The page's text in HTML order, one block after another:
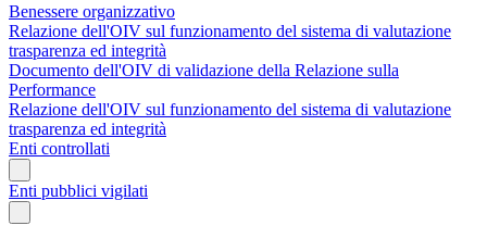
Benessere organizzativo
Relazione dell'OIV sul funzionamento del sistema di valutazione
trasparenza ed integrità
Documento dell'OIV di validazione della Relazione sulla
Performance
Relazione dell'OIV sul funzionamento del sistema di valutazione
trasparenza ed integrità
Enti controllati
Enti pubblici vigilati